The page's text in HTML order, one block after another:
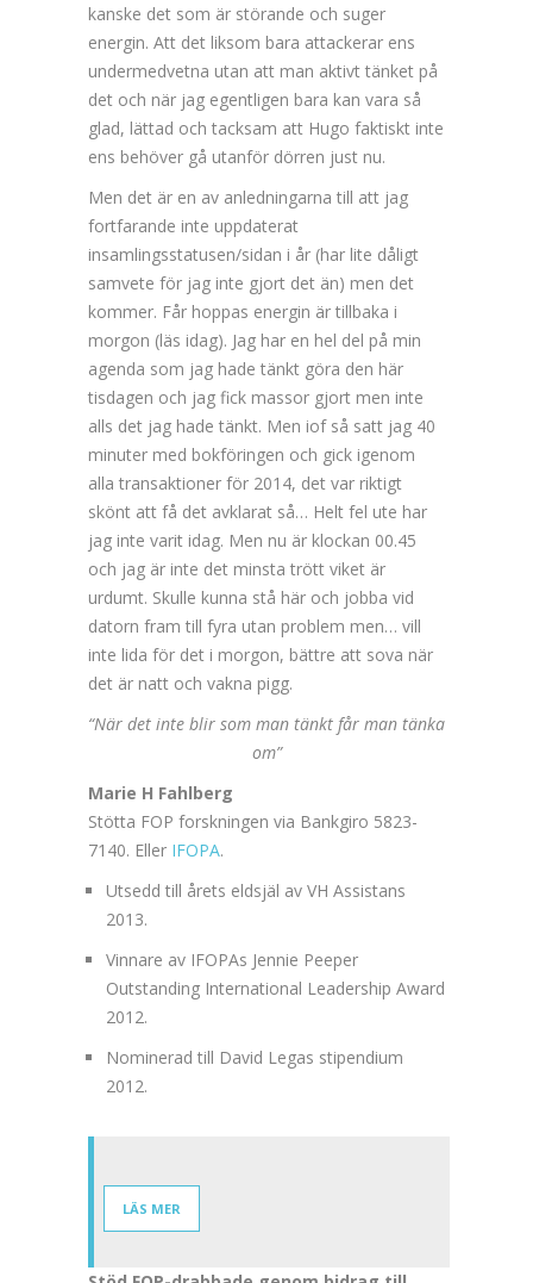
kanske det som är störande och suger
energin. Att det liksom bara attackerar ens
undermedvetna utan att man aktivt tänket på
det och när jag egentligen bara kan vara så
glad, lättad och tacksam att Hugo faktiskt inte
ens behöver gå utanför dörren just nu.
Men det är en av anledningarna till att jag
fortfarande inte uppdaterat
insamlingsstatusen/sidan i år (har lite dåligt
samvete för jag inte gjort det än) men det
kommer. Får hoppas energin är tillbaka i
morgon (läs idag). Jag har en hel del på min
agenda som jag hade tänkt göra den här
tisdagen och jag fick massor gjort men inte
alls det jag hade tänkt. Men iof så satt jag 40
minuter med bokföringen och gick igenom
alla transaktioner för 2014, det var riktigt
skönt att få det avklarat så… Helt fel ute har
jag inte varit idag. Men nu är klockan 00.45
och jag är inte det minsta trött viket är
urdumt. Skulle kunna stå här och jobba vid
datorn fram till fyra utan problem men… vill
inte lida för det i morgon, bättre att sova när
det är natt och vakna pigg.
“När det inte blir som man tänkt får man tänka
om”
Marie H Fahlberg
Stötta FOP forskningen via Bankgiro 5823-
7140. Eller IFOPA.
Utsedd till årets eldsjäl av VH Assistans
2013.
Vinnare av IFOPAs Jennie Peeper
Outstanding International Leadership Award
2012.
Nominerad till David Legas stipendium
2012.
LÄS MER